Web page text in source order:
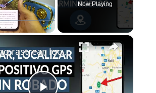
Now Playing
×
Cómo rastrear, localizar o buscar un dispositivo GPS GARMIN robado - Fácilmente